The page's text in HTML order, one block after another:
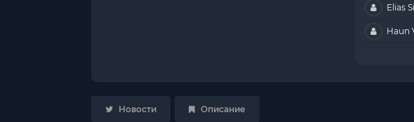
Elias
Haun
Новости Описание